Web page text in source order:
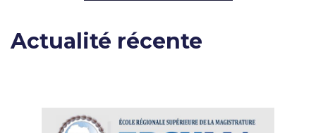
Actualité récente